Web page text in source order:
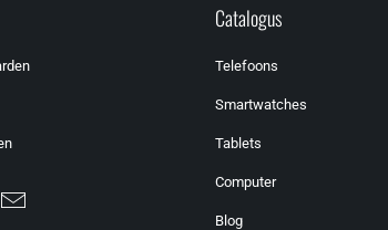
Catalogus
Telefoons
Smartwatches
Tablets
Computer
Blog